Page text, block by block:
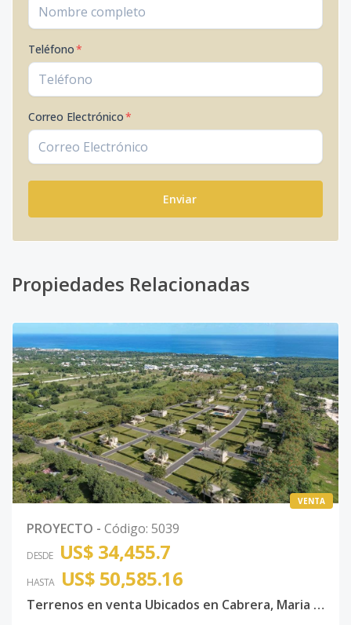
Teléfono*
Correo Electrónico*
Enviar
Propiedades Relacionadas
VENTA
PROYECTO - Código: 5039
DESDE US$ 34,455.7
HASTA US$ 50,585.16
Terrenos en venta Ubicados en Cabrera, Maria trinidad Sanchez